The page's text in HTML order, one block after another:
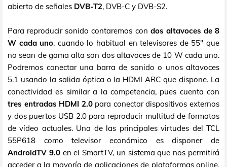
abierto de señales DVB-T2, DVB-C y DVB-S2.
Para reproducir sonido contaremos con dos altavoces de 8
W cada uno, cuando lo habitual en televisores de 55" que
no sean de gama alta son dos altavoces de 10 W cada uno.
Podremos conectar una barra de sonido o unos altavoces
5.1 usando la salida óptica o la HDMI ARC que dispone. La
conectividad es similar a la competencia, pues cuenta con
tres entradas HDMI 2.0para conectar dispositivos externos
y dos puertos USB 2.0 para reproducir multitud de formatos
de vídeo actuales. Una de las principales virtudes del TCL
55P618 como televisor económico es disponer de
AndroidTV 9.0en el SmartTV, un sistema que nos permitirá
acceder a la mayoría de aplicaciones de plataformas online,